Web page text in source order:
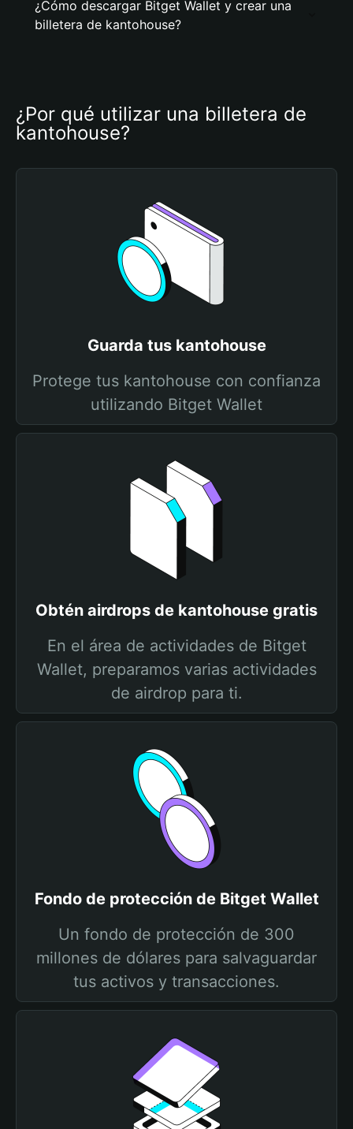
¿Cómo descargar Bitget Wallet y crear una
billetera de kantohouse?
¿Por qué utilizar una billetera de
kantohouse?
Guarda tus kantohouse
Protege tus kantohouse con confianza
utilizando Bitget Wallet
Obtén airdrops de kantohouse gratis
En el área de actividades de Bitget
Wallet, preparamos varias actividades
de airdrop para ti.
Fondo de protección de Bitget Wallet
Un fondo de protección de 300
millones de dólares para salvaguardar
tus activos y transacciones.